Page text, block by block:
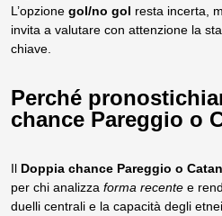
L’opzione gol/no gol resta incerta,
invita a valutare con attenzione la
chiave.
Perché
chance Pareggio o
Il Doppia chance Pareggio o
per chi analizza forma recente e
duelli centrali e la capacità degli